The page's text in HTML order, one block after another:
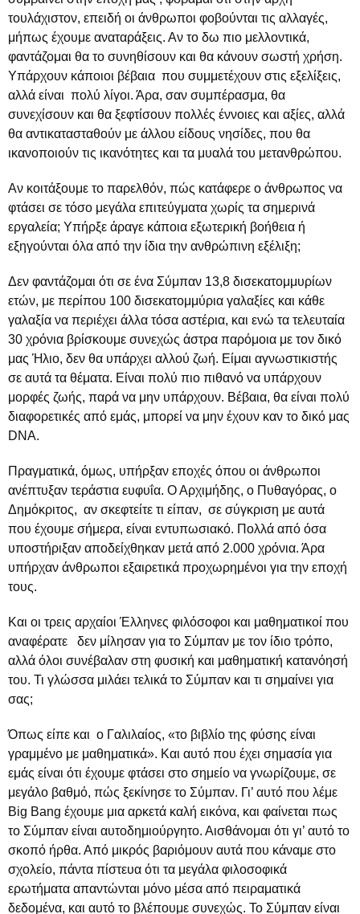
τουλάχιστον, επειδή οι άνθρωποι φοβούνται τις αλλαγές,
μήπως έχουμε αναταράξεις. Αν το δω πιο μελλοντικά,
φαντάζομαι θα το συνηθίσουν και θα κάνουν σωστή χρήση.
Υπάρχουν κάποιοι βέβαια που συμμετέχουν στις εξελίξεις,
αλλά είναι πολύ λίγοι. Άρα, σαν συμπέρασμα, θα
συνεχίσουν και θα ξεφτίσουν πολλές έννοιες και αξίες, αλλά
θα αντικατασταθούν με άλλου είδους νησίδες, που θα
ικανοποιούν τις ικανότητες και τα μυαλά του μετανθρώπου.
Αν κοιτάξουμε το παρελθόν, πώς κατάφερε ο άνθρωπος να
φτάσει σε τόσο μεγάλα επιτεύγματα χωρίς τα σημερινά
εργαλεία; Υπήρξε άραγε κάποια εξωτερική βοήθεια ή
εξηγούνται όλα από την ίδια την ανθρώπινη εξέλιξη;
Δεν φαντάζομαι ότι σε ένα Σύμπαν 13,8 δισεκατομμυρίων
ετών, με περίπου 100 δισεκατομμύρια γαλαξίες και κάθε
γαλαξία να περιέχει άλλα τόσα αστέρια, και ενώ τα τελευταία
30 χρόνια βρίσκουμε συνεχώς άστρα παρόμοια με τον δικό
μας Ήλιο, δεν θα υπάρχει αλλού ζωή. Είμαι αγνωστικιστής
σε αυτά τα θέματα. Είναι πολύ πιο πιθανό να υπάρχουν
μορφές ζωής, παρά να μην υπάρχουν. Βέβαια, θα είναι πολύ
διαφορετικές από εμάς, μπορεί να μην έχουν καν το δικό μας
DNA.
Πραγματικά, όμως, υπήρξαν εποχές όπου οι άνθρωποι
ανέπτυξαν τεράστια ευφυΐα. Ο Αρχιμήδης, ο Πυθαγόρας, ο
Δημόκριτος, αν σκεφτείτε τι είπαν, σε σύγκριση με αυτά
που έχουμε σήμερα, είναι εντυπωσιακό. Πολλά από όσα
υποστήριξαν αποδείχθηκαν μετά από 2.000 χρόνια. Άρα
υπήρχαν άνθρωποι εξαιρετικά προχωρημένοι για την εποχή
τους.
Και οι τρεις αρχαίοι Έλληνες φιλόσοφοι και μαθηματικοί που
αναφέρατε δεν μίλησαν για το Σύμπαν με τον ίδιο τρόπο,
αλλά όλοι συνέβαλαν στη φυσική και μαθηματική κατανόησή
του. Τι γλώσσα μιλάει τελικά το Σύμπαν και τι σημαίνει για
σας;
Όπως είπε και ο Γαλιλαίος, «το βιβλίο της φύσης είναι
γραμμένο με μαθηματικά». Και αυτό που έχει σημασία για
εμάς είναι ότι έχουμε φτάσει στο σημείο να γνωρίζουμε, σε
μεγάλο βαθμό, πώς ξεκίνησε το Σύμπαν. Γι’ αυτό που λέμε
Big Bang έχουμε μια αρκετά καλή εικόνα, και φαίνεται πως
το Σύμπαν είναι αυτοδημιούργητο. Αισθάνομαι ότι γι’ αυτό το
σκοπό ήρθα. Από μικρός βαριόμουν αυτά που κάναμε στο
σχολείο, πάντα πίστευα ότι τα μεγάλα φιλοσοφικά
ερωτήματα απαντώνται μόνο μέσα από πειραματικά
δεδομένα, και αυτό το βλέπουμε συνεχώς. Το Σύμπαν είναι